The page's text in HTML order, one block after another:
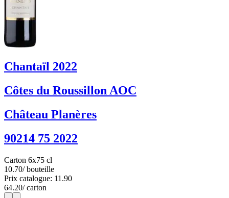
Chantaïl 2022
Côtes du Roussillon AOC
Château Planères
90214 75 2022
Carton 6x75 cl
10.70/ bouteille
Prix catalogue: 11.90
64.20/ carton